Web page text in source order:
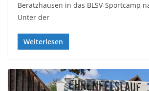
Beratzhausen in das BLSV-Sportcamp
Unter der
Weiterlesen